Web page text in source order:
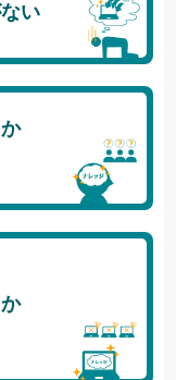
い